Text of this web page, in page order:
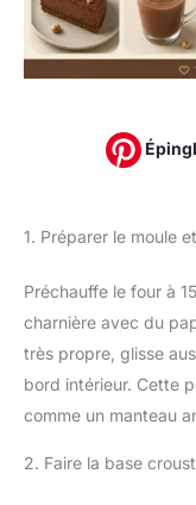
1. Préparer le moule
Préchauffe le four à
charnière avec du
très propre, glisse
bord intérieur. Cette
comme un manteau
2. Faire la base